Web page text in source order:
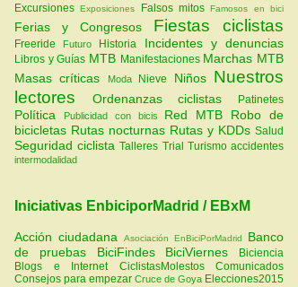
ExcursionesExposiciones Falsos mitosFamosos en bici
Ferias y Congresos Fiestas ciclistas
Freeride Futuro Historia Incidentes y denuncias
Libros y Guías MTB Manifestaciones Marchas MTB
Masas críticas
Moda Nieve Niños Nuestros
lectores
Ordenanzas ciclistas Patinetes
Política Publicidad con bicis Red MTB Robo de
bicicletas Rutas nocturnas Rutas y KDDs Salud
Seguridad ciclistaTalleres Trial Turismoaccidentes
intermodalidad
Iniciativas EnbiciporMadrid / EBxM
Acción ciudadana Asociación EnBiciPorMadrid
Banco
de pruebas
BiciFindes BiciViernes
Biciencia
Blogs e Internet
CiclistasMolestos
Comunicados
Consejos para empezar Cruce de Goya Elecciones2015